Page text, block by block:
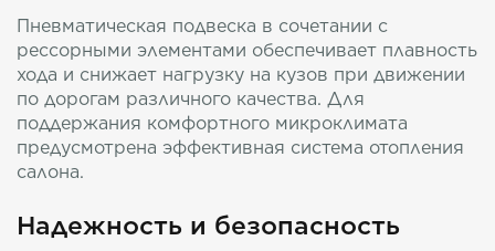
Пневматическая подвеска в сочетании с
рессорными элементами обеспечивает плавность
хода и снижает нагрузку на кузов при движении
по дорогам различного качества. Для
поддержания комфортного микроклимата
предусмотрена эффективная система отопления
салона.
Надежность и безопасность